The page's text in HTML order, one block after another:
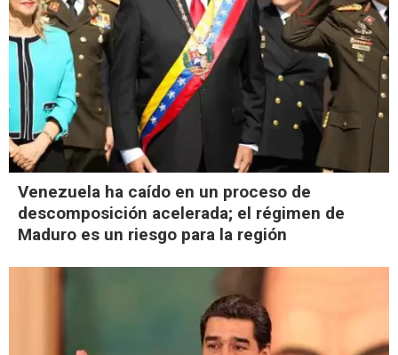
Venezuela ha caído en un proceso de
descomposición acelerada; el régimen de
Maduro es un riesgo para la región